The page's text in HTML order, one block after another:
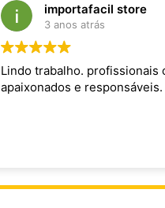
importafacil store
3 anos atrás
Lindo trabalho. profissionais
apaixonados e responsáveis.